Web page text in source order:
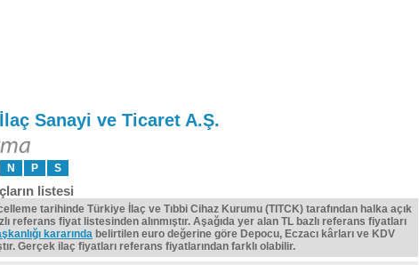
Sanayi ve Ticaret A.Ş.
N P S
listesi
tarihinde Türkiye İlaç ve Tıbbi Cihaz Kurumu (TITCK) tarafından halka açık
referans fiyat listesinden alınmıştır. Aşağıda yer alan TL bazlı referans fiyatları
kararında belirtilen euro değerine göre Depocu, Eczacı kârları ve KDV
Gerçek ilaç fiyatları referans fiyatlarından farklı olabilir.